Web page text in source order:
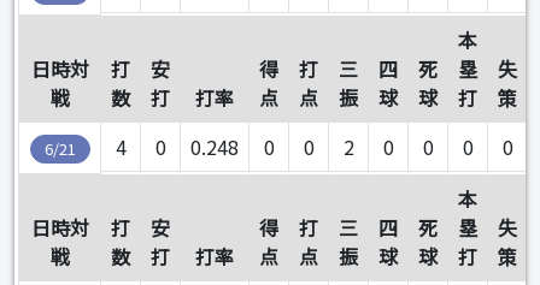
日時対
戦
打
数
安
打
打率
得
点
打
点
三
振
四
球
死
球
本
塁
打
失
策
6/21 4 0 0.248 0 0 2 0 0 0 0
日時対
戦
打
数
安
打
打率
得
点
打
点
三
振
四
球
死
球
本
塁
打
失
策